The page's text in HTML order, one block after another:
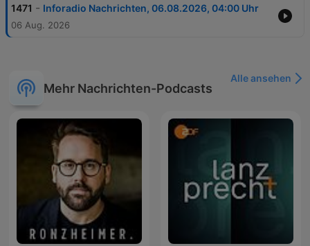
1471 - Inforadio Nachrichten, 06.08.2026, 04:00 Uhr
06 Aug. 2026
Mehr Nachrichten-Podcasts
Alle ansehen